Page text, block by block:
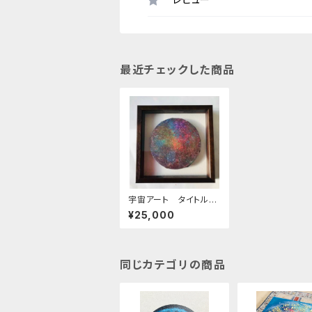
最近チェックした商品
宇宙アート タイトル
『那由多』Space Art T
itle: 'Nayuta'
¥25,000
同じカテゴリの商品